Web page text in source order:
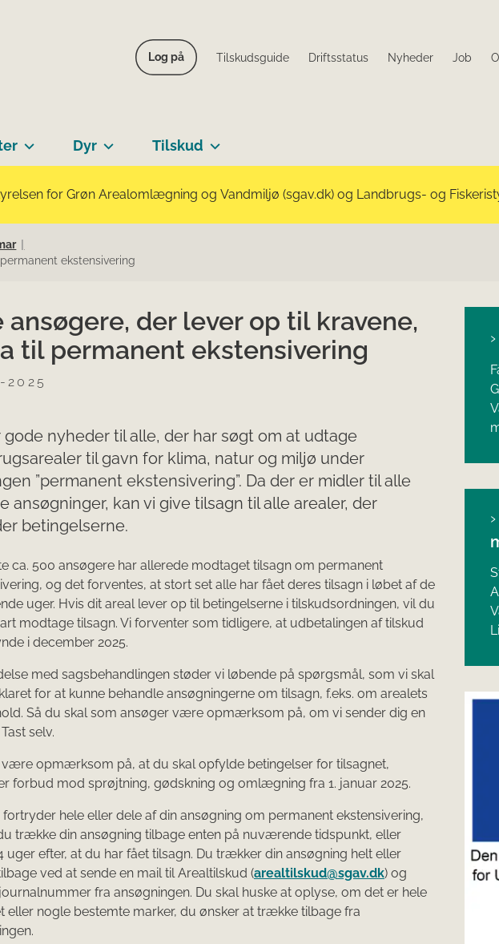
Log på Tilskudsguide Driftsstatus Nyheder Job
Dyr Tilskud
for Grøn Arealomlægning og Vandmiljø (sgav.dk) og Landbrugs- og
ekstensivering
ansøgere, der lever op til kravene,
til permanent ekstensivering
2025
gode nyheder til alle, der har søgt om at udtage
til gavn for klima, natur og miljø under
”permanent ekstensivering”. Da der er midler til alle
ansøgninger, kan vi give tilsagn til alle arealer, der
betingelserne.
ca. 500 ansøgere har allerede modtaget tilsagn om permanent
og det forventes, at stort set alle har fået deres tilsagn i løbet af de
uger. Hvis dit areal lever op til betingelserne i tilskudsordningen, vil du
modtage tilsagn. Vi forventer som tidligere, at udbetalingen af tilskud
i december 2025.
med sagsbehandlingen støder vi løbende på spørgsmål, som vi skal
for at kunne behandle ansøgningerne om tilsagn, f.eks. om arealets
Så du skal som ansøger være opmærksom på, om vi sender dig en
selv.
være opmærksom på, at du skal opfylde betingelser for tilsagnet,
forbud mod sprøjtning, gødskning og omlægning fra 1. januar 2025.
fortryder hele eller dele af din ansøgning om permanent ekstensivering,
trække din ansøgning tilbage enten på nuværende tidspunkt, eller
uger efter, at du har fået tilsagn. Du trækker din ansøgning helt eller
ved at sende en mail til Arealtilskud (arealtilskud@sgav.dk) og
fra ansøgningen. Du skal huske at oplyse, om det er hele
eller nogle bestemte marker, du ønsker at trække tilbage fra